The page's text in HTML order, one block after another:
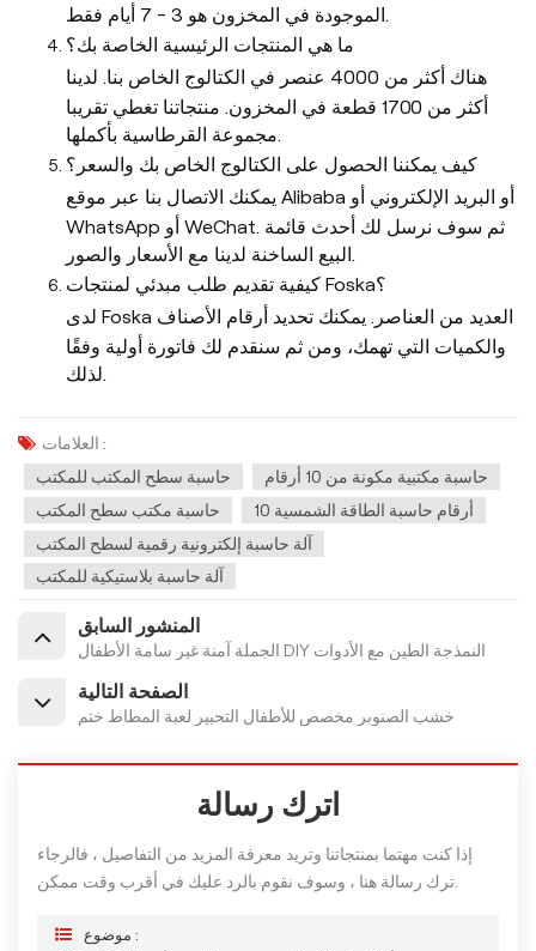
ما هي المنتجات الرئيسية الخاصة بك؟
هناك أكثر من 4000 عنصر في الكتالوج الخاص بنا. لدينا
أكثر من 1700 قطعة في المخزون. منتجاتنا تغطي تقريبا
كيف يمكننا الحصول على الكتالوج الخاص بك والسعر؟
يمكنك الاتصال بنا عبر موقع Alibaba أو البريد الإلكتروني أو
WhatsApp أو WeChat. ثم سوف نرسل لك أحدث قائمة
كيفية تقديم طلب مبدئي لمنتجات Foska؟
لدى Foska العديد من العناصر. يمكنك تحديد أرقام الأصناف
والكميات التي تهمك، ومن ثم سنقدم لك فاتورة أولية وفقًا
العلامات :
حاسبة سطح المكتب للمكتب
حاسبة مكتبية مكونة من 10 أرقام
حاسبة مكتب سطح المكتب
10 أرقام حاسبة الطاقة الشمسية
آلة حاسبة إلكترونية رقمية لسطح المكتب
آلة حاسبة بلاستيكية للمكتب
المنشور السابق
الجملة آمنة غير سامة الأطفال DIY النمذجة الطين مع الأدوات
الصفحة التالية
خشب الصنوبر مخصص للأطفال التحبير لعبة المطاط ختم
اترك رسالة
إذا كنت مهتما بمنتجاتنا وتريد معرفة المزيد من التفاصيل ، فالرجاء
موضوع :